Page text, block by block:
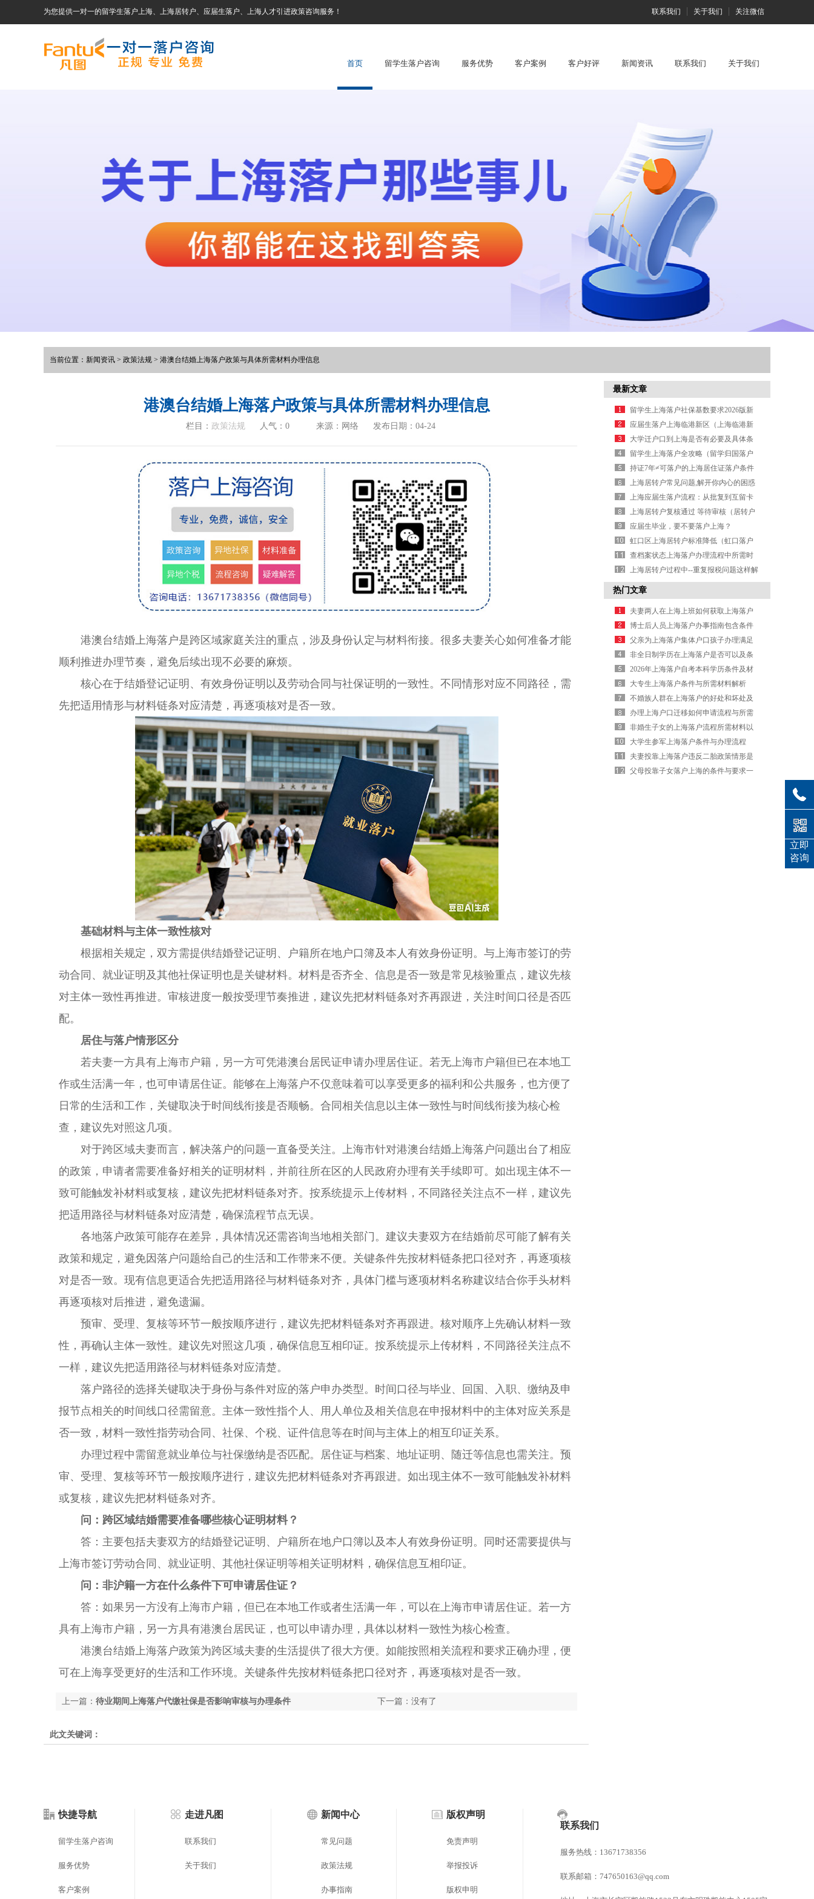
为您提供一对一的留学生落户上海、上海居转户、应届生落户、上海人才引进政策咨询服务！ 联系我们 关于我们 关注微信
首页 留学生落户咨询 服务优势 客户案例 客户好评 新闻资讯 联系我们 关于我们
当前位置： 新闻资讯 > 政策法规 > 港澳台结婚上海落户政策与具体所需材料办理信息
港澳台结婚上海落户政策与具体所需材料办理信息
栏目： 政策法规 人气： 0 来源：网络 发布日期：04-24
港澳台结婚上海落户是跨区域家庭关注的重点，涉及身份认定与材料衔接。很多夫妻关心如何准备才能
顺利推进办理节奏，避免后续出现不必要的麻烦。
核心在于结婚登记证明、有效身份证明以及劳动合同与社保证明的一致性。不同情形对应不同路径，需
先把适用情形与材料链条对应清楚，再逐项核对是否一致。
基础材料与主体一致性核对
根据相关规定，双方需提供结婚登记证明、户籍所在地户口簿及本人有效身份证明。与上海市签订的劳
动合同、就业证明及其他社保证明也是关键材料。材料是否齐全、信息是否一致是常见核验重点，建议先核
对主体一致性再推进。审核进度一般按受理节奏推进，建议先把材料链条对齐再跟进，关注时间口径是否匹
配。
居住与落户情形区分
若夫妻一方具有上海市户籍，另一方可凭港澳台居民证申请办理居住证。若无上海市户籍但已在本地工
作或生活满一年，也可申请居住证。能够在上海落户不仅意味着可以享受更多的福利和公共服务，也方便了
日常的生活和工作，关键取决于时间线衔接是否顺畅。合同相关信息以主体一致性与时间线衔接为核心检
查，建议先对照这几项。
对于跨区域夫妻而言，解决落户的问题一直备受关注。上海市针对港澳台结婚上海落户问题出台了相应
的政策，申请者需要准备好相关的证明材料，并前往所在区的人民政府办理有关手续即可。如出现主体不一
致可能触发补材料或复核，建议先把材料链条对齐。按系统提示上传材料，不同路径关注点不一样，建议先
把适用路径与材料链条对应清楚，确保流程节点无误。
各地落户政策可能存在差异，具体情况还需咨询当地相关部门。建议夫妻双方在结婚前尽可能了解有关
政策和规定，避免因落户问题给自己的生活和工作带来不便。关键条件先按材料链条把口径对齐，再逐项核
对是否一致。现有信息更适合先把适用路径与材料链条对齐，具体门槛与逐项材料名称建议结合你手头材料
再逐项核对后推进，避免遗漏。
预审、受理、复核等环节一般按顺序进行，建议先把材料链条对齐再跟进。核对顺序上先确认材料一致
性，再确认主体一致性。建议先对照这几项，确保信息互相印证。按系统提示上传材料，不同路径关注点不
一样，建议先把适用路径与材料链条对应清楚。
落户路径的选择关键取决于身份与条件对应的落户申办类型。时间口径与毕业、回国、入职、缴纳及申
报节点相关的时间线口径需留意。主体一致性指个人、用人单位及相关信息在申报材料中的主体对应关系是
否一致，材料一致性指劳动合同、社保、个税、证件信息等在时间与主体上的相互印证关系。
办理过程中需留意就业单位与社保缴纳是否匹配。居住证与档案、地址证明、随迁等信息也需关注。预
审、受理、复核等环节一般按顺序进行，建议先把材料链条对齐再跟进。如出现主体不一致可能触发补材料
或复核，建议先把材料链条对齐。
问：跨区域结婚需要准备哪些核心证明材料？
答：主要包括夫妻双方的结婚登记证明、户籍所在地户口簿以及本人有效身份证明。同时还需要提供与
上海市签订劳动合同、就业证明、其他社保证明等相关证明材料，确保信息互相印证。
问：非沪籍一方在什么条件下可申请居住证？
答：如果另一方没有上海市户籍，但已在本地工作或者生活满一年，可以在上海市申请居住证。若一方
具有上海市户籍，另一方具有港澳台居民证，也可以申请办理，具体以材料一致性为核心检查。
港澳台结婚上海落户政策为跨区域夫妻的生活提供了很大方便。如能按照相关流程和要求正确办理，便
可在上海享受更好的生活和工作环境。关键条件先按材料链条把口径对齐，再逐项核对是否一致。
下一篇：没有了
上一篇： 待业期间上海落户代缴社保是否影响审核与办理条件
此文关键词：
最新文章
留学生上海落户社保基数要求2026版新
政详解
应届生落户上海临港新区（上海临港新
区最新落户政策）
大学迁户口到上海是否有必要及具体条
件与情形参考
留学生上海落户全攻略（留学归国落户
实操手册）
持证7年≠可落户的上海居住证落户条件
上海居转户常见问题,解开你内心的困惑
（上海居转户吧）
上海应届生落户流程：从批复到互留卡
的办理（上海人才引进落户流程及所需
时间）
上海居转户复核通过 等待审核（居转户
初审通过等待审核通过概率）
应届生毕业，要不要落户上海？
虹口区上海居转户标准降低（虹口落户
门槛降低）
查档案状态上海落户办理流程中所需时
间口径要多久
上海居转户过程中--重复报税问题这样解
决（上海居转户复核通过）
热门文章
夫妻两人在上海上班如何获取上海落户
条件及办理信息
博士后人员上海落户办事指南包含条件
及材料详情说明
父亲为上海落户集体户口孩子办理满足
条件可以吗
非全日制学历在上海落户是否可以及条
件与办理信息
2026年上海落户自考本科学历条件及材
料是否可以
大专生上海落户条件与所需材料解析
不婚族人群在上海落户的好处和坏处及
办理信息说明
办理上海户口迁移如何申请流程与所需
材料的信息
非婚生子女的上海落户流程所需材料以
及办理信息
大学生参军上海落户条件与办理流程
夫妻投靠上海落户违反二胎政策情形是
否还可以办理
父母投靠子女落户上海的条件与要求一
快捷导航
留学生落户咨询
服务优势
客户案例
走进凡图
联系我们
关于我们
新闻中心
常见问题
政策法规
办事指南
版权声明
免责声明
举报投诉
版权申明
联系我们
服务热线：13671738356
联系邮箱：747650163@qq.com
立即
咨询